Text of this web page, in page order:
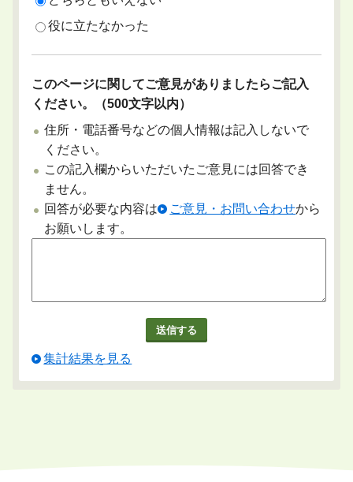
役に立たなかった
このページに関してご意見がありましたらご記入
ください。（500文字以内）
住所・電話番号などの個人情報は記入しないで
ください。
この記入欄からいただいたご意見には回答でき
ません。
回答が必要な内容は
ご意見・お問い合わせから
お願いします。
集計結果を見る